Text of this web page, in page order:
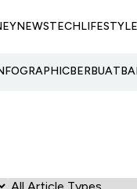
NEWSTECHLIFESTYLE